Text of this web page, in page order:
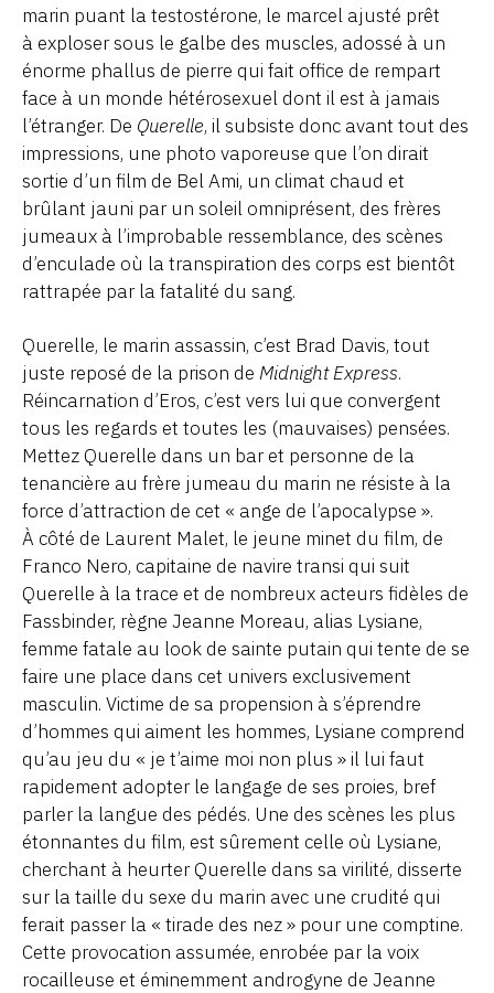
marin puant la testostérone, le marcel ajusté prêt
à exploser sous le galbe des muscles, adossé à un
énorme phallus de pierre qui fait office de rempart
face à un monde hétérosexuel dont il est à jamais
l’étranger. De Querelle, il subsiste donc avant tout des
impressions, une photo vaporeuse que l’on dirait
sortie d’un film de Bel Ami, un climat chaud et
brûlant jauni par un soleil omniprésent, des frères
jumeaux à l’improbable ressemblance, des scènes
d’enculade où la transpiration des corps est bientôt
rattrapée par la fatalité du sang.
Querelle, le marin assassin, c’est Brad Davis, tout
juste reposé de la prison de Midnight Express.
Réincarnation d’Eros, c’est vers lui que convergent
tous les regards et toutes les (mauvaises) pensées.
Mettez Querelle dans un bar et personne de la
tenancière au frère jumeau du marin ne résiste à la
force d’attraction de cet « ange de l’apocalypse ».
À côté de Laurent Malet, le jeune minet du film, de
Franco Nero, capitaine de navire transi qui suit
Querelle à la trace et de nombreux acteurs fidèles de
Fassbinder, règne Jeanne Moreau, alias Lysiane,
femme fatale au look de sainte putain qui tente de se
faire une place dans cet univers exclusivement
masculin. Victime de sa propension à s’éprendre
d’hommes qui aiment les hommes, Lysiane comprend
qu’au jeu du « je t’aime moi non plus » il lui faut
rapidement adopter le langage de ses proies, bref
parler la langue des pédés. Une des scènes les plus
étonnantes du film, est sûrement celle où Lysiane,
cherchant à heurter Querelle dans sa virilité, disserte
sur la taille du sexe du marin avec une crudité qui
ferait passer la « tirade des nez » pour une comptine.
Cette provocation assumée, enrobée par la voix
rocailleuse et éminemment androgyne de Jeanne